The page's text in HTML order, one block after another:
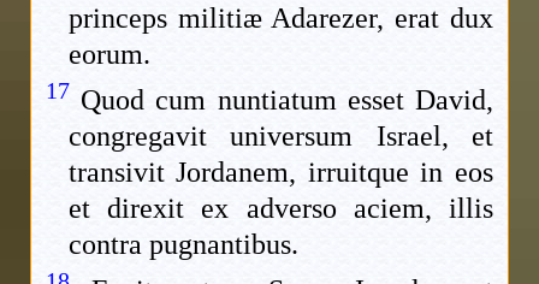
princeps militiæ Adarezer, erat dux
eorum.
17 Quod cum nuntiatum esset David,
congregavit universum Israel, et
transivit Jordanem, irruitque in eos
et direxit ex adverso aciem, illis
contra pugnantibus.